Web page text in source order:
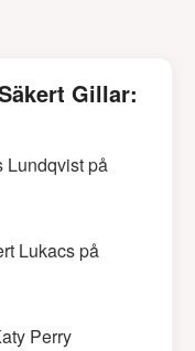
Gillar:
Lundqvist på
Lukacs på
Perry